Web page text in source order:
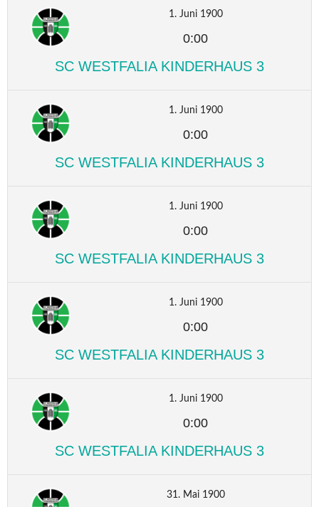
1. Juni 1900
0:00
SC WESTFALIA KINDERHAUS 3
1. Juni 1900
0:00
SC WESTFALIA KINDERHAUS 3
1. Juni 1900
0:00
SC WESTFALIA KINDERHAUS 3
1. Juni 1900
0:00
SC WESTFALIA KINDERHAUS 3
1. Juni 1900
0:00
SC WESTFALIA KINDERHAUS 3
31. Mai 1900